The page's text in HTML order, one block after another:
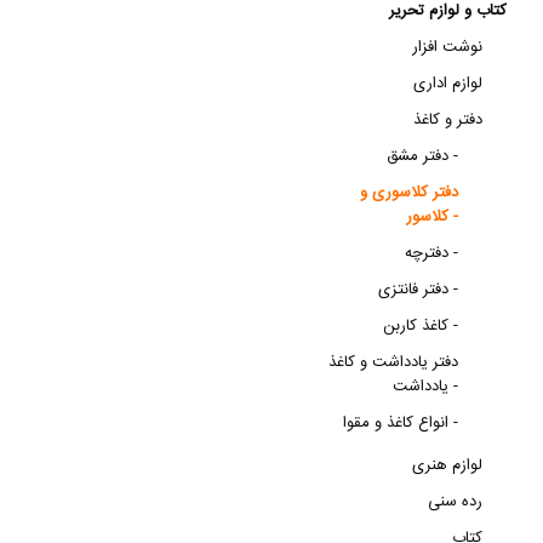
کتاب و لوازم تحریر
نوشت افزار
لوازم اداری
دفتر و کاغذ
دفتر مشق -
دفتر کلاسوری و
کلاسور -
دفترچه -
دفتر فانتزی -
کاغذ کاربن -
دفتر یادداشت و کاغذ
یادداشت -
انواع کاغذ و مقوا -
لوازم هنری
رده سنی